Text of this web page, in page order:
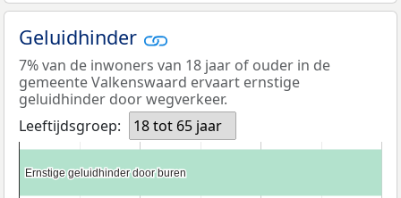
Geluidhinder
7% van de inwoners van 18 jaar of ouder in de
gemeente Valkenswaard ervaart ernstige
geluidhinder door wegverkeer.
Leeftijdsgroep:
18 tot 65 jaar
Ernstige geluidhinder door buren
Ernstige geluidhinder door buren